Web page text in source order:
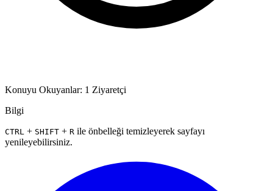
Konuyu Okuyanlar: 1 Ziyaretçi
Bilgi
CTRL + SHIFT + R ile önbelleği temizleyerek sayfayı
yenileyebilirsiniz.